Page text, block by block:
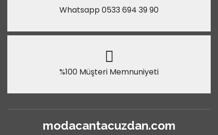
Whatsapp 0533 694 39 90
%100 Müşteri Memnuniyeti
modacantacuzdan.com